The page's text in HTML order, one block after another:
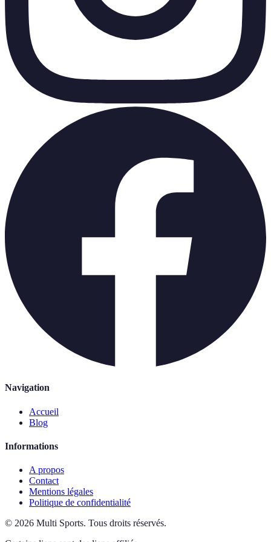
Navigation
Accueil
Blog
Informations
A propos
Contact
Mentions légales
Politique de confidentialité
© 2026 Multi Sports. Tous droits réservés.